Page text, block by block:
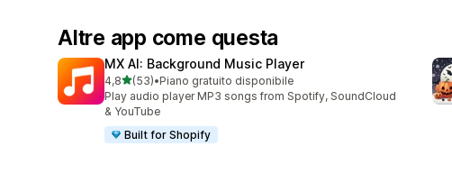
Altre app come questa
MX AI: Background Music Player
4,8stelle su 5
(53)
53 recensioni totali
•Piano gratuito disponibile
Play audio player MP3 songs from Spotify, SoundCloud
& YouTube
Built for Shopify